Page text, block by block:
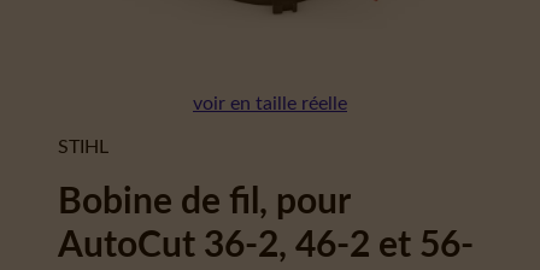
voir en taille réelle
STIHL
Bobine de fil, pour
AutoCut 36-2, 46-2 et 56-